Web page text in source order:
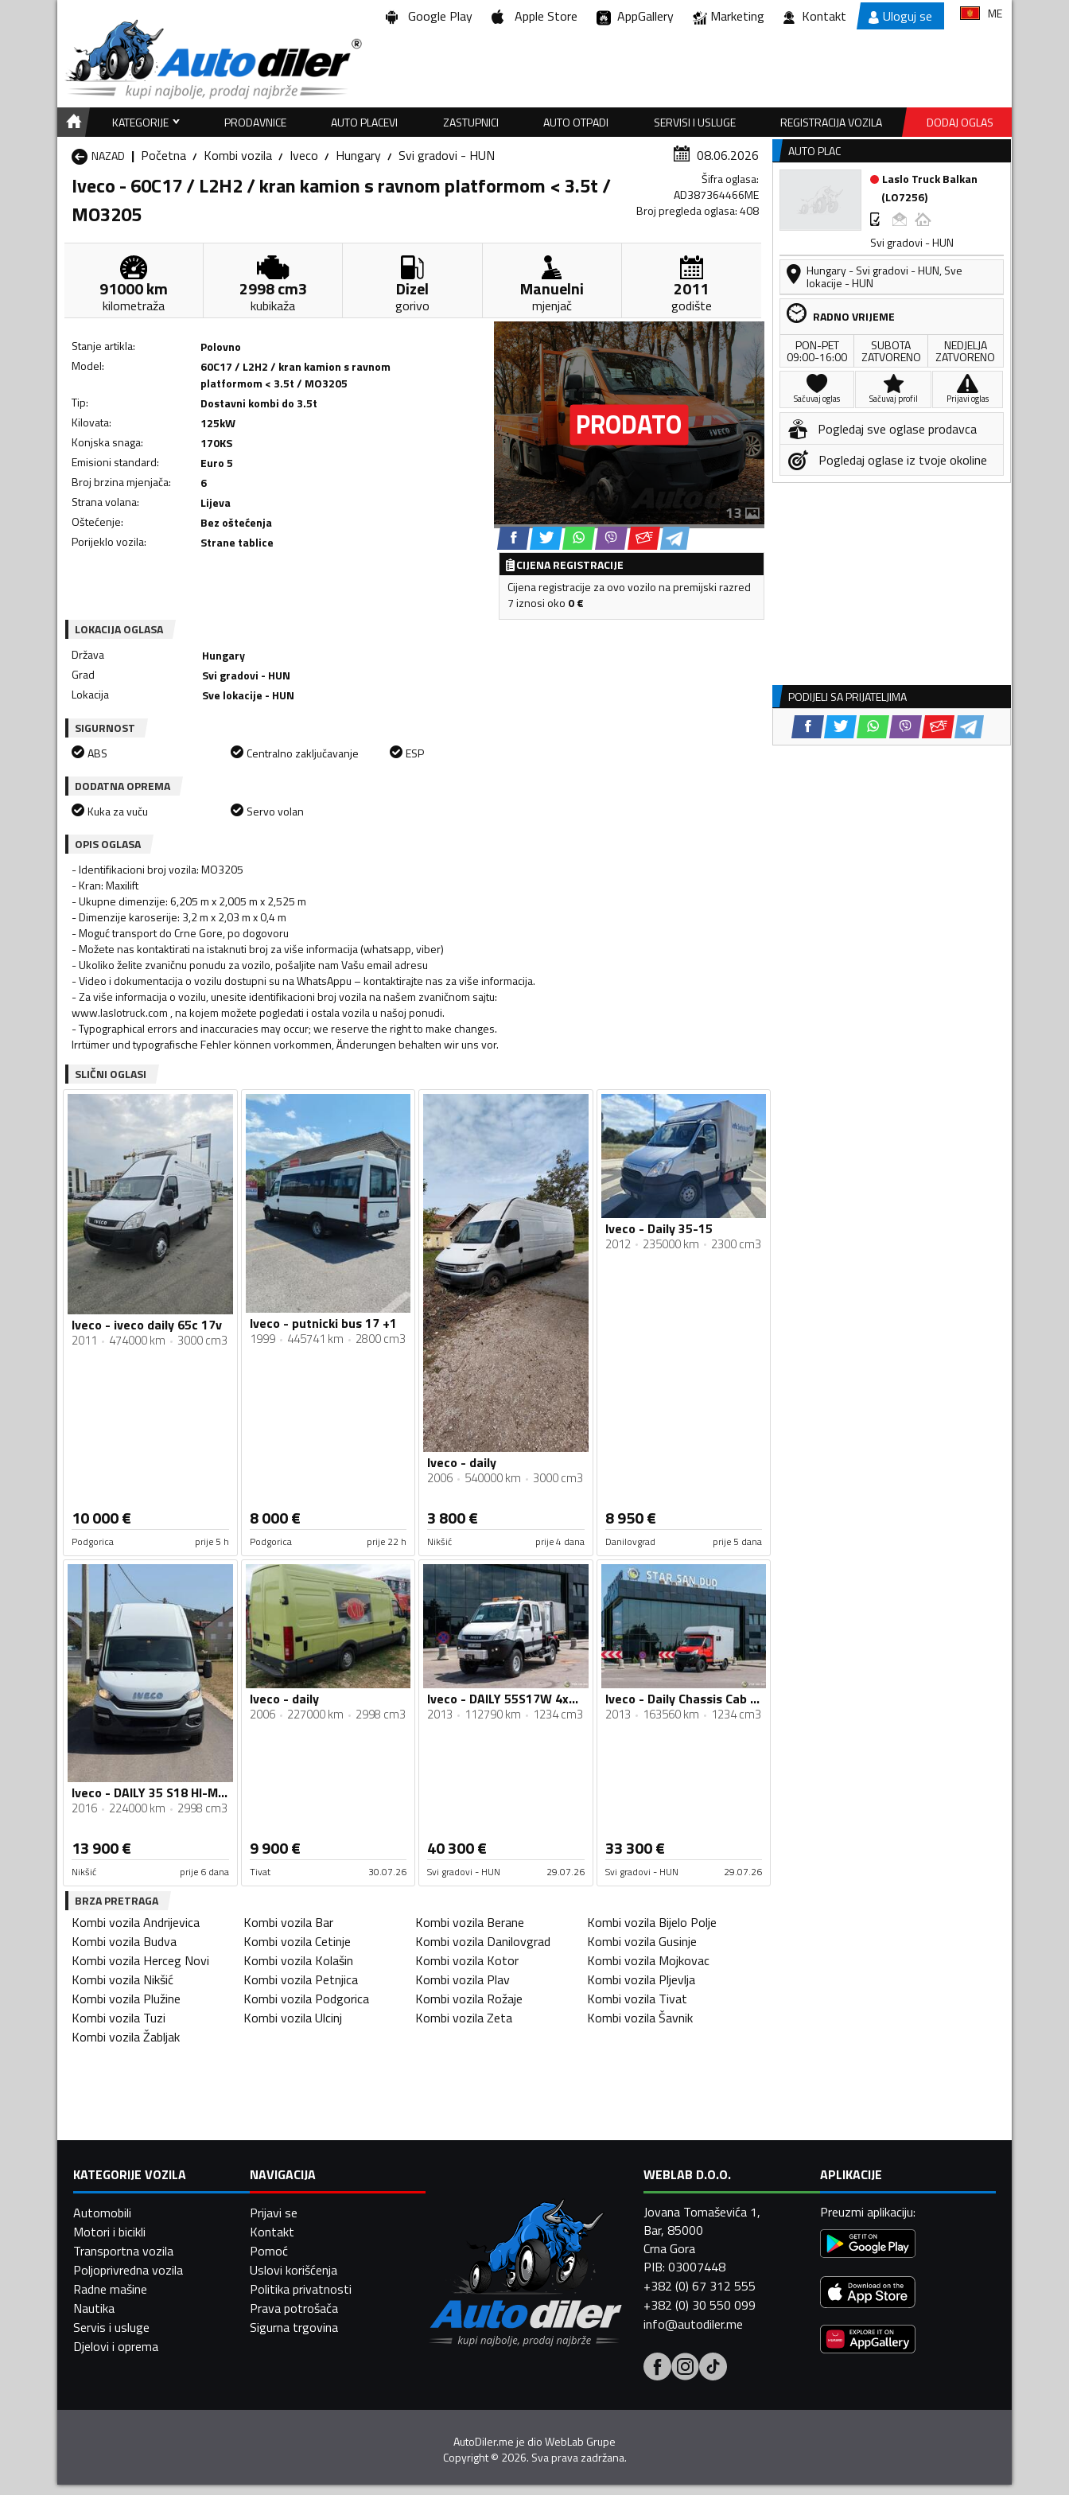
Google Play Apple Store AppGallery Marketing Kontakt Uloguj se ME
KATEGORIJE PRODAVNICE AUTO PLACEVI ZASTUPNICI AUTO OTPADI SERVISI I USLUGE REGISTRACIJA VOZILA
DODAJ OGLAS
NAZAD
Početna Kombi vozila Iveco Hungary Svi gradovi - HUN 08.06.2026
Iveco - 60C17 / L2H2 / kran kamion s ravnom platformom < 3.5t /
MO3205
Šifra oglasa:
AD387364466ME
Broj pregleda oglasa:408
91000km
kilometraža
2998cm3
kubikaža
Dizel
gorivo
Manuelni
mjenjač
2011
godište
Stanje artikla:
Polovno
Model:
60C17 / L2H2 / kran kamion s ravnom
platformom < 3.5t / MO3205
Tip:
Dostavni kombi do 3.5t
Kilovata: 125kW
Konjska snaga: 170KS
Emisioni standard:
Euro 5
Broj brzina mjenjača:
6
Strana volana:
Lijeva
Oštećenje:
Bez oštećenja
Porijeklo vozila: Strane tablice
13
CIJENA REGISTRACIJE
Cijena registracije za ovo vozilo na premijski razred
7 iznosi oko 0€
LOKACIJA OGLASA
Država
Hungary
Grad
Svi gradovi - HUN
Lokacija
Sve lokacije - HUN
SIGURNOST
ABS
Centralno zaključavanje
ESP
DODATNA OPREMA
Kuka za vuču
Servo volan
OPIS OGLASA
- Identifikacioni broj vozila: MO3205
- Kran: Maxilift
- Ukupne dimenzije: 6,205 m x 2,005 m x 2,525 m
- Dimenzije karoserije: 3,2 m x 2,03 m x 0,4 m
- Moguć transport do Crne Gore, po dogovoru
- Možete nas kontaktirati na istaknuti broj za više informacija (whatsapp, viber)
- Ukoliko želite zvaničnu ponudu za vozilo, pošaljite nam Vašu email adresu
- Video i dokumentacija o vozilu dostupni su na WhatsAppu – kontaktirajte nas za više informacija.
- Za više informacija o vozilu, unesite identifikacioni broj vozila na našem zvaničnom sajtu:
www.laslotruck.com , na kojem možete pogledati i ostala vozila u našoj ponudi.
- Typographical errors and inaccuracies may occur; we reserve the right to make changes.
SLIČNI OGLASI
Iveco - iveco daily 65c 17v
2011 474000 km 3000 cm3
10 000€
Podgorica prije 5 h
Iveco - putnicki bus 17 +1
1999 445741 km 2800 cm3
8 000€
Podgorica prije 22 h
Iveco - daily
2006 540000 km 3000 cm3
3 800€
Nikšić prije 4 dana
Iveco - Daily 35-15
2012 235000 km 2300 cm3
8 950€
Danilovgrad prije 5 dana
Iveco - DAILY 35 S18 HI-MATIC
2016 224000 km 2998 cm3
13 900€
Nikšić prije 6 dana
Iveco - daily
2006 227000 km 2998 cm3
9 900€
Tivat 30.07.26
Iveco - DAILY 55S17W 4x4 / DOKA dupla kabina / Camper / Cerada / Kamion do 3,5 t / STR-0723
2013 112790 km 1234 cm3
40 300€
Svi gradovi - HUN 29.07.26
Iveco - Daily Chassis Cab 3,5T / šasija sa kabinom / 3,5 t / 6x6 / kamper / kamion šasija / STR-0708
2013 163560 km 1234 cm3
33 300€
Svi gradovi - HUN 29.07.26
BRZA PRETRAGA
Kombi vozilaAndrijevica Kombi vozila Bar Kombi vozila Berane Kombi vozila Bijelo Polje
Kombi vozila Budva Kombi vozilaCetinje Kombi vozila Danilovgrad Kombi vozilaGusinje
Kombi vozila Herceg Novi Kombi vozila Kolašin Kombi vozila Kotor Kombi vozila Mojkovac
Kombi vozila Nikšić Kombi vozila Petnjica Kombi vozila Plav Kombi vozila Pljevlja
Kombi vozila Plužine Kombi vozila Podgorica Kombi vozila Rožaje Kombi vozila Tivat
Kombi vozila Tuzi Kombi vozilaUlcinj Kombi vozilaZeta Kombi vozilaŠavnik
Kombi vozilaŽabljak
AUTO PLAC
Laslo Truck Balkan
(LO7256)
Svi gradovi - HUN
Hungary-Svi gradovi - HUN,Sve
lokacije - HUN
RADNO VRIJEME
PON-PET
09:00-16:00
SUBOTA
ZATVORENO
NEDJELJA
ZATVORENO
Sačuvaj oglas Sačuvaj profil Prijavi oglas
Pogledaj sve oglase prodavca
Pogledaj oglase iz tvoje okoline
PODIJELI SA PRIJATELJIMA
KATEGORIJE VOZILA
Automobili
Motori i bicikli
Transportna vozila
Poljoprivredna vozila
Radne mašine
Nautika
Servis i usluge
Djelovi i oprema
NAVIGACIJA
Prijavi se
Kontakt
Pomoć
Uslovi korišćenja
Politika privatnosti
Prava potrošača
Sigurna trgovina
WEBLAB D.O.O.
Jovana Tomaševića 1,
Bar, 85000
Crna Gora
PIB: 03007448
+382 (0) 67 312 555
+382 (0) 30 550 099
info@autodiler.me
APLIKACIJE
Preuzmi aplikaciju:
AutoDiler.me je dioWebLab Grupe
Copyright© 2026. Sva prava zadržana.